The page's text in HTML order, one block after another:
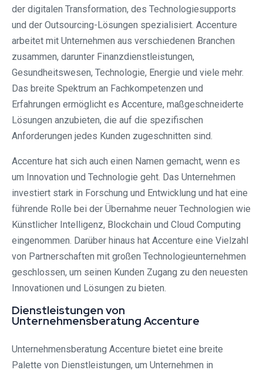
der digitalen Transformation, des Technologiesupports
und der Outsourcing-Lösungen spezialisiert. Accenture
arbeitet mit Unternehmen aus verschiedenen Branchen
zusammen, darunter Finanzdienstleistungen,
Gesundheitswesen, Technologie, Energie und viele mehr.
Das breite Spektrum an Fachkompetenzen und
Erfahrungen ermöglicht es Accenture, maßgeschneiderte
Lösungen anzubieten, die auf die spezifischen
Anforderungen jedes Kunden zugeschnitten sind.
Accenture hat sich auch einen Namen gemacht, wenn es
um Innovation und Technologie geht. Das Unternehmen
investiert stark in Forschung und Entwicklung und hat eine
führende Rolle bei der Übernahme neuer Technologien wie
Künstlicher Intelligenz, Blockchain und Cloud Computing
eingenommen. Darüber hinaus hat Accenture eine Vielzahl
von Partnerschaften mit großen Technologieunternehmen
geschlossen, um seinen Kunden Zugang zu den neuesten
Innovationen und Lösungen zu bieten.
Dienstleistungen von
Unternehmensberatung Accenture
Unternehmensberatung Accenture bietet eine breite
Palette von Dienstleistungen, um Unternehmen in